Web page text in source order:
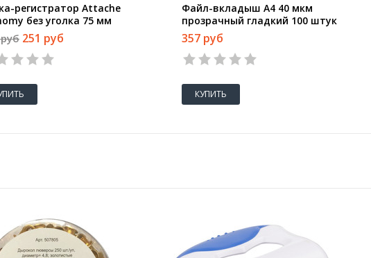
регистратор Attache
без уголка 75 мм
251 руб
Файл-вкладыш А4 40 мкм
прозрачный гладкий 100 штук
в упаковке
357 руб
КУПИТЬ